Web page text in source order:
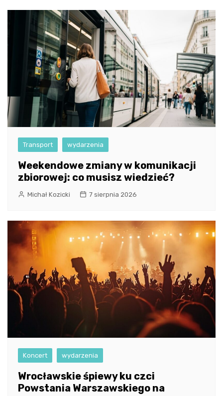
Transport wydarzenia
Weekendowe zmiany w komunikacji
zbiorowej: co musisz wiedzieć?
Michał Kozicki 7 sierpnia 2026
Koncert wydarzenia
Wrocławskie śpiewy ku czci
Powstania Warszawskiego na